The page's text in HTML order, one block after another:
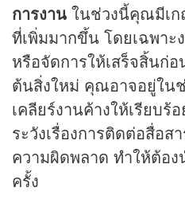
การงาน ในช่วงนี้คุณมีเ
ที่เพิ่มมากขึ้น โดยเฉพาะ
หรือจัดการให้เสร็จสิ้นก่
ต้นสิ่งใหม่ คุณอาจอยู่ในช่
เคลียร์งานค้างให้เรียบร้
ระวังเรื่องการติดต่อสื่อส
ความผิดพลาด ทำให้ต้อ
ครั้ง